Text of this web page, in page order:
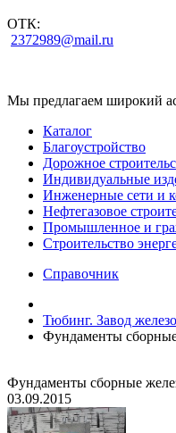
ОТК:
2372989@mail.ru
Мы предлагаем широкий
Каталог
Благоустройство
Дорожное
Индивидуальные
Инженерные сети и
Нефтегазовое
Промышленное и
Строительство
Справочник
Тюбинг. Завод
Фундаменты
Фундаменты сборные
03.09.2015